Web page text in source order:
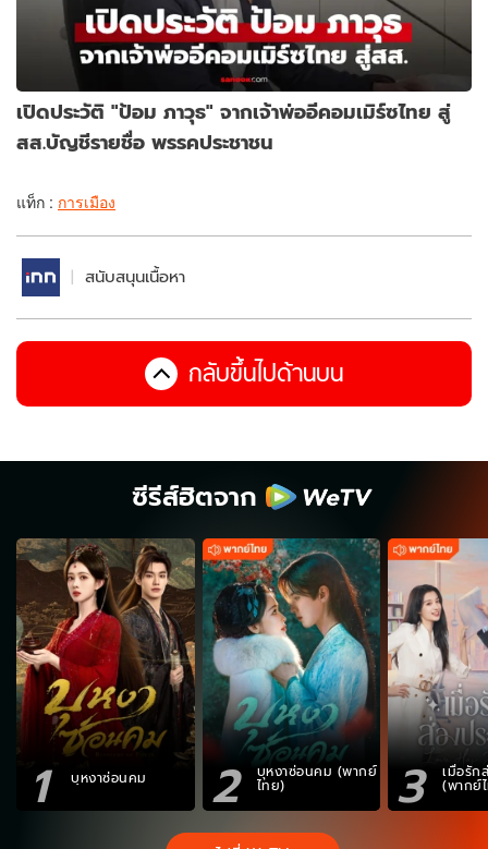
เปิดประวัติ "ป้อม ภาวุธ" จากเจ้าพ่ออีคอมเมิร์ซไทย สู่
สส.บัญชีรายชื่อ พรรคประชาชน
แท็ก : การเมือง
สนับสนุนเนื้อหา
กลับขึ้นไปด้านบน
ซีรีส์ฮิตจาก
1 บุหงาซ่อนคม 2 บุหงาซ่อนคม (พากย์
ไทย) 3 เมื่อรัก
(พากย์